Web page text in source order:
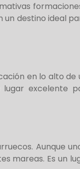
un destino ideal
en lo alto de
excelente
Aunque
mareas. Es un